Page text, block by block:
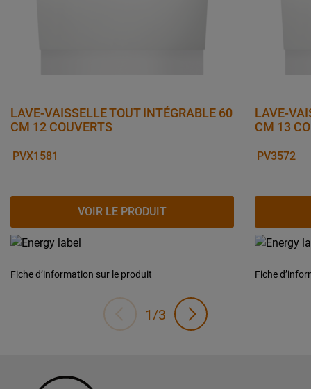
LAVE-VAISSELLE TOUT INTÉGRABLE 60
CM 12 COUVERTS
PVX1581
VOIR LE PRODUIT
Fiche d’information sur le produit
LAVE-
CM 13
PV3572
Fiche
1/3